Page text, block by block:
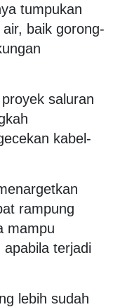
tumpukan
baik gorong-
saluran
kabel-
rampung
mampu
terjadi
lebih sudah